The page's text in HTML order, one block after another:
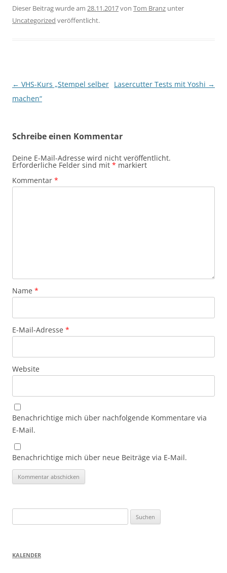
Dieser Beitrag wurde am 28.11.2017von Tom Branz unter
Uncategorized veröffentlicht.
Beitragsnavigation
← VHS-Kurs „Stempel selber
machen“
Lasercutter Tests mit Yoshi →
Schreibe einen Kommentar
Deine E-Mail-Adresse wird nicht veröffentlicht.
Erforderliche Felder sind mit * markiert
Kommentar *
Name *
E-Mail-Adresse *
Website
Benachrichtige mich über nachfolgende Kommentare via
E-Mail.
Benachrichtige mich über neue Beiträge via E-Mail.
nach:
KALENDER